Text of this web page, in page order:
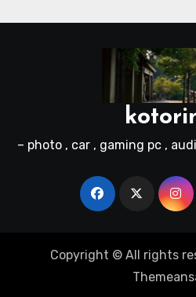
– photo , car , gaming pc ,
Copyright © All rights